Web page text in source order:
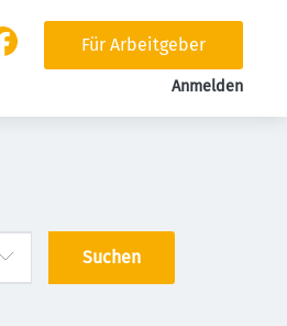
Für Arbeitgeber
Anmelden
Suchen